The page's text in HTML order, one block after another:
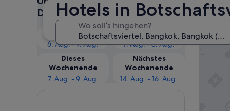
Hotels in
Wo soll’s hingehen?
Daten
Heute
6. Aug. - 7. Aug.
Morgen
7. Aug. - 8. Aug.
Dieses
Wochenende
7. Aug. - 9. Aug.
Nächstes
Wochenende
14. Aug. - 16. Aug.
The